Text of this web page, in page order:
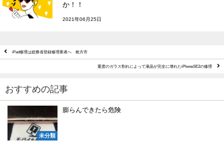
か！！
2021年06月25日
iPad修理は総務省登録修理業者へ 枚方市
重度のガラス割れによって液晶が完全に壊れたiPhoneSE2の修理
おすすめの記事
未分類
膨らんできたら危険